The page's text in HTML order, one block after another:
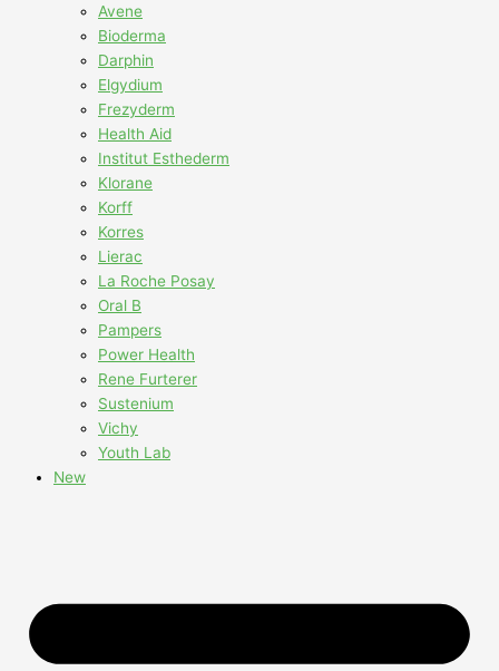
Avene
Bioderma
Darphin
Elgydium
Frezyderm
Health Aid
Institut Esthederm
Klorane
Korff
Korres
Lierac
La Roche Posay
Oral B
Pampers
Power Health
Rene Furterer
Sustenium
Vichy
Youth Lab
New